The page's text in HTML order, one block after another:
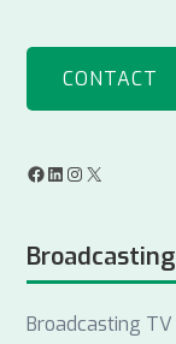
CONTACT
F
c
e
b
L
n
k
e
s
t
a
X
Broadcasting
Broadcasting TV